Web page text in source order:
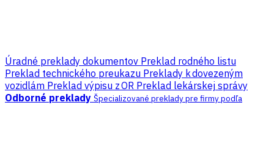
Úradné preklady dokumentov Preklad rodného listu
Preklad technického preukazu Preklady k dovezeným
vozidlám Preklad výpisu z OR Preklad lekárskej správy
Odborné preklady Špecializované preklady pre firmy podľa